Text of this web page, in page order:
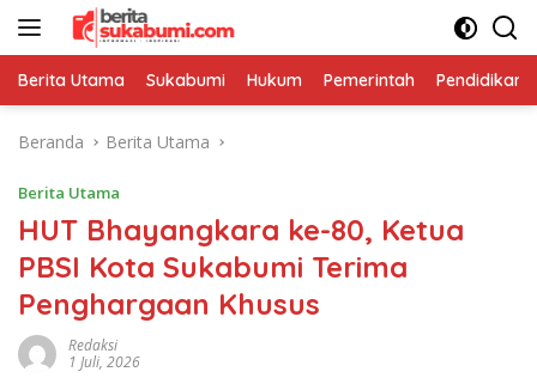
Langsung
Berita Utama Sukabumi Hukum Pemerintah Pendidikan
Beranda Berita Utama
Berita Utama
HUT Bhayangkara ke-80, Ketua
PBSI Kota Sukabumi Terima
Penghargaan Khusus
Redaksi
1 Juli, 2026